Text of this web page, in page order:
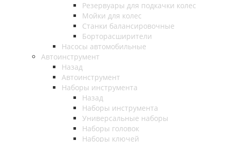
Резервуары для подкачки колес
Мойки для колес
Станки балансировочные
Борторасширители
Насосы автомобильные
Автоинструмент
Назад
Автоинструмент
Наборы инструмента
Назад
Наборы инструмента
Универсальные наборы
Наборы головок
Наборы ключей